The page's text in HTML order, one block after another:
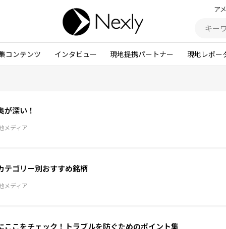
ア
コンテンツ インタビュー 現地提携パートナー 現地レポー
が深い！
メディア
テゴリー別おすすめ銘柄
メディア
ここをチェック！トラブルを防ぐためのポイント集